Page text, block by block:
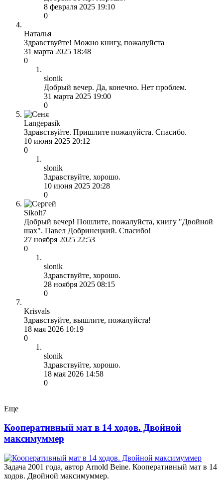
8 февраля 2025 19:10
0
Наталья
Здравствуйте! Можно книгу, пожалуйста
31 марта 2025 18:48
0
slonik
Добрый вечер. Да, конечно. Нет проблем.
31 марта 2025 19:00
0
Langepasik
Здравствуйте. Пришлите пожалуйста. Спасибо.
10 июня 2025 20:12
0
slonik
Здравствуйте, хорошо.
10 июня 2025 20:28
0
Sikolt7
Добрый вечер! Пошлите, пожалуйста, книгу "Двойной
шах". Павел Добринецкий. Спасибо!
27 ноября 2025 22:53
0
slonik
Здравствуйте, хорошо.
28 ноября 2025 08:15
0
Krisvals
Здравствуйте, вышлите, пожалуйста!
18 мая 2026 10:19
0
slonik
Здравствуйте, хорошо.
18 мая 2026 14:58
0
Еще
Кооперативный мат в 14 ходов. Двойной
максимуммер
Задача 2001 года, автор Arnold Beine. Кооперативный мат в 14
ходов. Двойной максимуммер.